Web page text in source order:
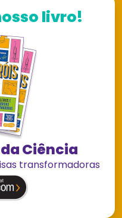
livro!
Ciência
transformadoras